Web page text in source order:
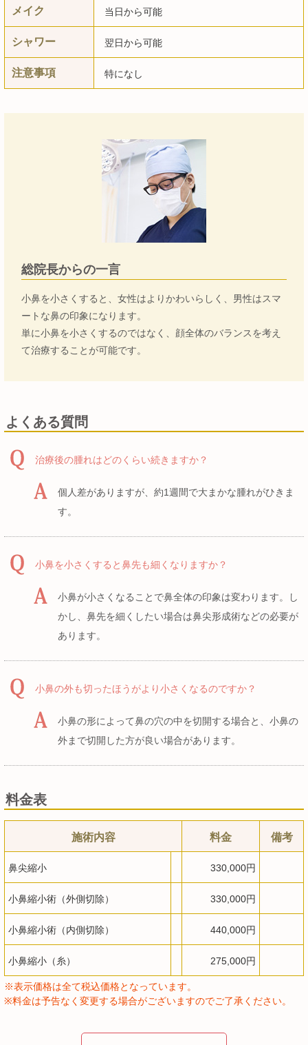
メイク 当日から可能
シャワー 翌日から可能
注意事項 特になし
総院長からの一言
小鼻を小さくすると、女性はよりかわいらしく、男性はスマ
ートな鼻の印象になります。
単に小鼻を小さくするのではなく、顔全体のバランスを考え
て治療することが可能です。
よくある質問
治療後の腫れはどのくらい続きますか？
個人差がありますが、約1週間で大まかな腫れがひきま
す。
小鼻を小さくすると鼻先も細くなりますか？
小鼻が小さくなることで鼻全体の印象は変わります。し
かし、鼻先を細くしたい場合は鼻尖形成術などの必要が
あります。
小鼻の外も切ったほうがより小さくなるのですか？
小鼻の形によって鼻の穴の中を切開する場合と、小鼻の
外まで切開した方が良い場合があります。
料金表
施術内容 料金 備考
鼻尖縮小 330,000円
小鼻縮小術（外側切除） 330,000円
小鼻縮小術（内側切除） 440,000円
小鼻縮小（糸） 275,000円
※表示価格は全て税込価格となっています。
※料金は予告なく変更する場合がございますのでご了承ください。